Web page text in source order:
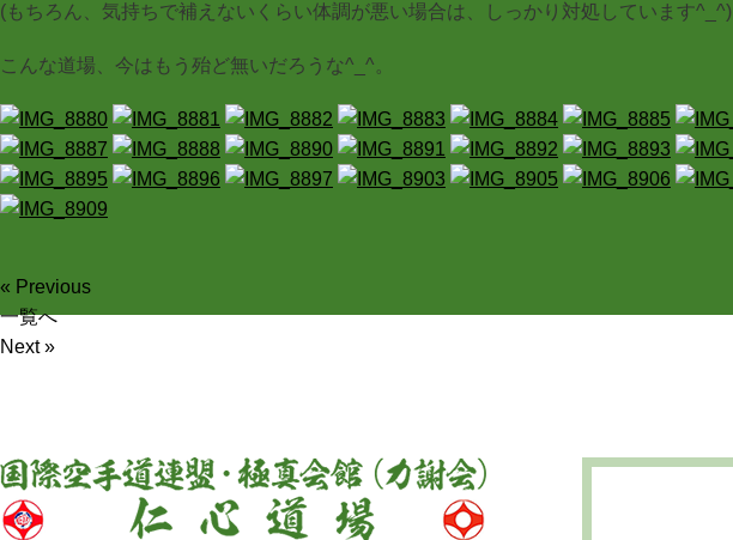
(もちろん、気持ちで補えないくらい体調が悪い場合は、しっかり対処しています^_^)
こんな道場、今はもう殆ど無いだろうな^_^。
« Previous
一覧へ
Next »